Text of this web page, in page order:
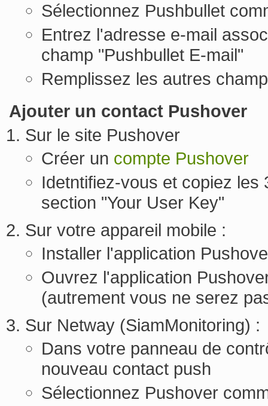
Sélectionnez Pushbullet
Entrez l'adresse e-mail
champ "Pushbullet E-mail"
Remplissez les autres
Ajouter un contact Pushover
Sur le site Pushover
Créer un compte Pushover
Idetntifiez-vous et copiez
section "Your User Key"
Sur votre appareil mobile :
Installer l'application
Ouvrez l'application
(autrement vous ne serez
Sur Netway (SiamMonitoring) :
Dans votre panneau de
nouveau contact push
Sélectionnez Pushover